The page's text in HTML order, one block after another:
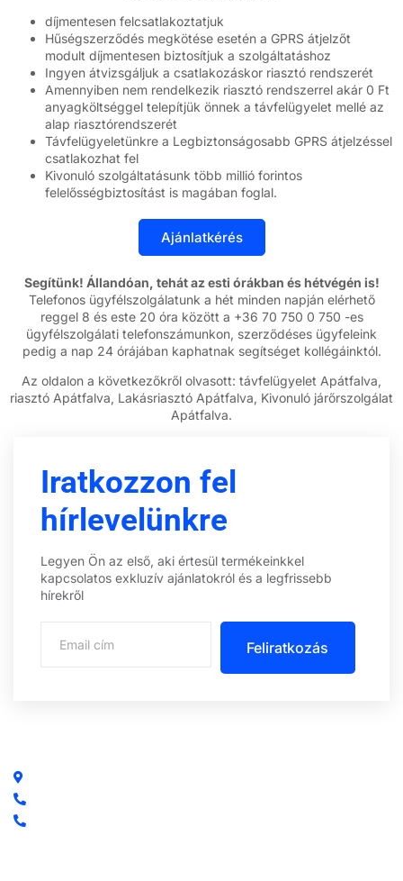
díjmentesen felcsatlakoztatjuk
Hűségszerződés megkötése esetén a GPRS átjelzőt
modult díjmentesen biztosítjuk a szolgáltatáshoz
Ingyen átvizsgáljuk a csatlakozáskor riasztó rendszerét
Amennyiben nem rendelkezik riasztó rendszerrel akár 0 Ft
anyagköltséggel telepítjük önnek a távfelügyelet mellé az
alap riasztórendszerét
Távfelügyeletünkre a Legbiztonságosabb GPRS átjelzéssel
csatlakozhat fel
Kivonuló szolgáltatásunk több millió forintos
felelősségbiztosítást is magában foglal.
Segítünk! Állandóan, tehát az esti órákban és hétvégén is!
Telefonos ügyfélszolgálatunk a hét minden napján elérhető
reggel 8 és este 20 óra között a +36 70 750 0 750 -es
ügyfélszolgálati telefonszámunkon, szerződéses ügyfeleink
pedig a nap 24 órájában kaphatnak segítséget kollégáinktól.
Az oldalon a következőkről olvasott: távfelügyelet Apátfalva,
riasztó Apátfalva, Lakásriasztó Apátfalva, Kivonuló járőrszolgálat
Apátfalva.
Iratkozzon fel
hírlevelünkre
Legyen Ön az első, aki értesül termékeinkkel
kapcsolatos exkluzív ajánlatokról és a legfrissebb
hírekről
Feliratkozás